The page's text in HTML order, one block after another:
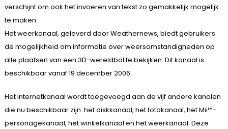
verschijnt om ook het invoeren van tekst zo gemakkelijk mogelijk
te maken.
Het weerkanaal, geleverd door Weathernews, biedt gebruikers
de mogelijkheid om informatie over weersomstandigheden op
alle plaatsen van een 3D-wereldbol te bekijken. Dit kanaal is
beschikbaar vanaf 19 december 2006.
Het internetkanaal wordt toegevoegd aan de vijf andere kanalen
die nu beschikbaar zijn: het diskkanaal, het fotokanaal, het Mii™-
personagekanaal, het winkelkanaal en het weerkanaal. Deze